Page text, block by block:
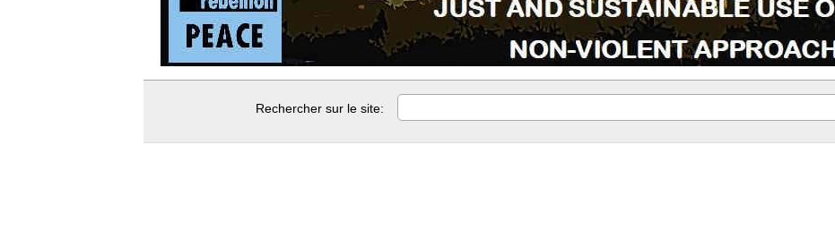
Rechercher sur le site: